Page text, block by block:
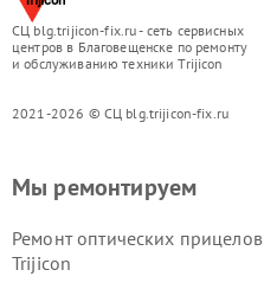
СЦ blg.trijicon-fix.ru - сеть сервисных
центров в Благовещенске по ремонту
и обслуживанию техники Trijicon
2021-2026 © СЦ blg.trijicon-fix.ru
Мы ремонтируем
Ремонт оптических прицелов
Trijicon